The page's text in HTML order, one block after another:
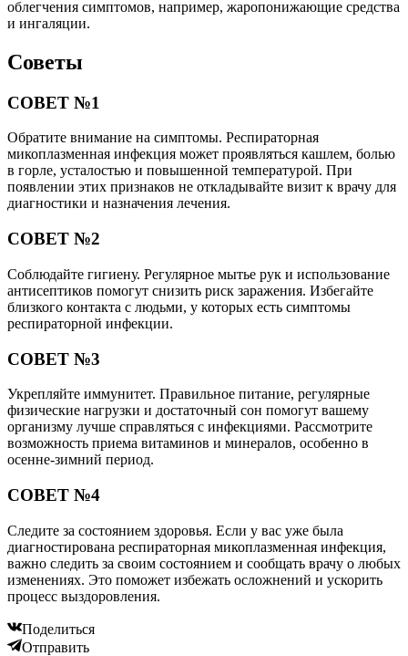
облегчения симптомов, например, жаропонижающие средства
и ингаляции.
Советы
СОВЕТ №1
Обратите внимание на симптомы. Респираторная
микоплазменная инфекция может проявляться кашлем, болью
в горле, усталостью и повышенной температурой. При
появлении этих признаков не откладывайте визит к врачу для
диагностики и назначения лечения.
СОВЕТ №2
Соблюдайте гигиену. Регулярное мытье рук и использование
антисептиков помогут снизить риск заражения. Избегайте
близкого контакта с людьми, у которых есть симптомы
респираторной инфекции.
СОВЕТ №3
Укрепляйте иммунитет. Правильное питание, регулярные
физические нагрузки и достаточный сон помогут вашему
организму лучше справляться с инфекциями. Рассмотрите
возможность приема витаминов и минералов, особенно в
осенне-зимний период.
СОВЕТ №4
Следите за состоянием здоровья. Если у вас уже была
диагностирована респираторная микоплазменная инфекция,
важно следить за своим состоянием и сообщать врачу о любых
изменениях. Это поможет избежать осложнений и ускорить
процесс выздоровления.
Поделиться
Отправить